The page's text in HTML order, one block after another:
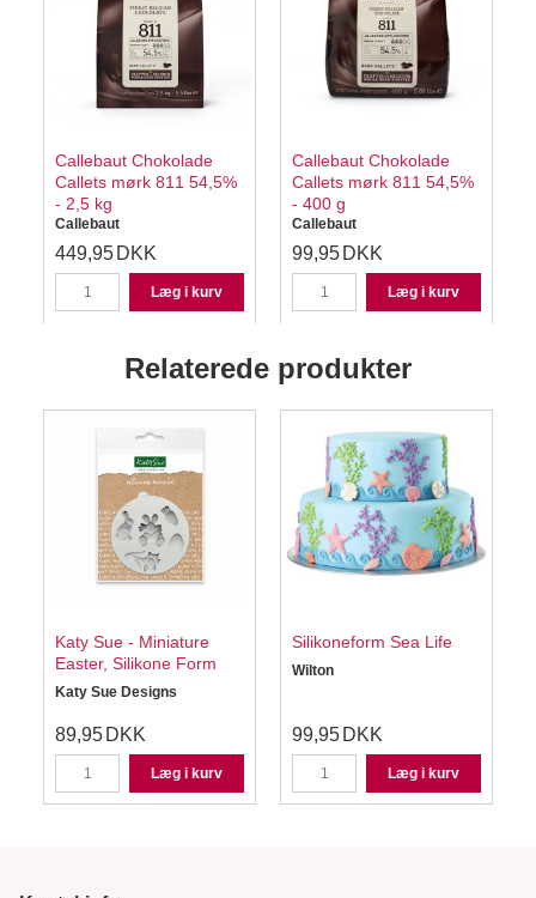
Callebaut Chokolade
Callets mørk 811 54,5%
- 2,5 kg
Callebaut
449,95 DKK
Læg i kurv
Callebaut Chokolade
Callets mørk 811 54,5%
- 400 g
Callebaut
99,95 DKK
Læg i kurv
Relaterede produkter
Katy Sue - Miniature
Easter, Silikone Form
Katy Sue Designs
89,95 DKK
Læg i kurv
Silikoneform Sea Life
Wilton
99,95 DKK
Læg i kurv